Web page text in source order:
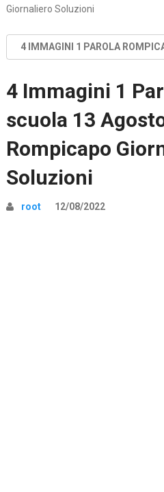
Giornaliero Soluzioni
4 IMMAGINI 1 PAROLA
4 Immagini 1
scuola 13
Rompicapo
Soluzioni
root 12/08/2022